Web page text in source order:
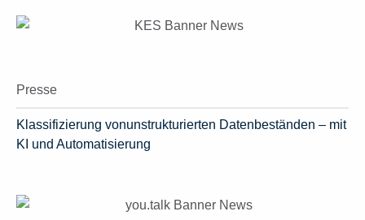
Presse
Klassifizierung vonunstrukturierten Datenbeständen – mit
KI und Automatisierung